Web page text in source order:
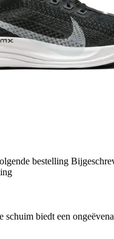
bestelling
schuim biedt een